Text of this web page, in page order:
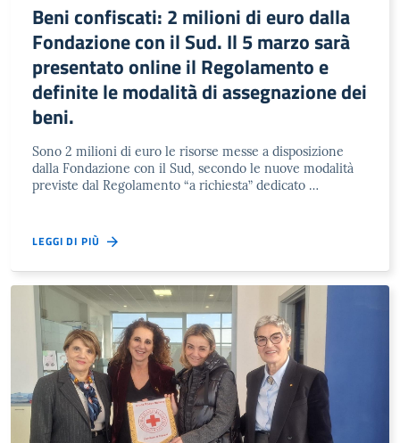
Beni confiscati: 2 milioni di euro dalla
Fondazione con il Sud. Il 5 marzo sarà
presentato online il Regolamento e
definite le modalità di assegnazione dei
beni.
Sono 2 milioni di euro le risorse messe a disposizione
dalla Fondazione con il Sud, secondo le nuove modalità
previste dal Regolamento “a richiesta” dedicato …
LEGGI DI PIÙ